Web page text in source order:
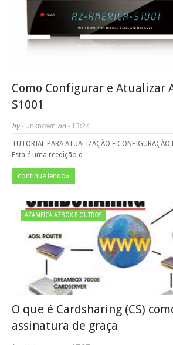
Como Configurar e Atualizar
S1001
by - Unknown on - 13:24
TUTORIAL PARA ATUALIZAÇÃO E CONFIGURAÇÃO
Esta é uma reedição d…
continue lendo»
AZAMEICA AZBOX E OUTROS
O que é Cardsharing (CS)
assinatura de graça